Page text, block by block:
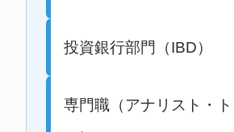
投資銀行部門（IBD）
専門職（アナリスト・